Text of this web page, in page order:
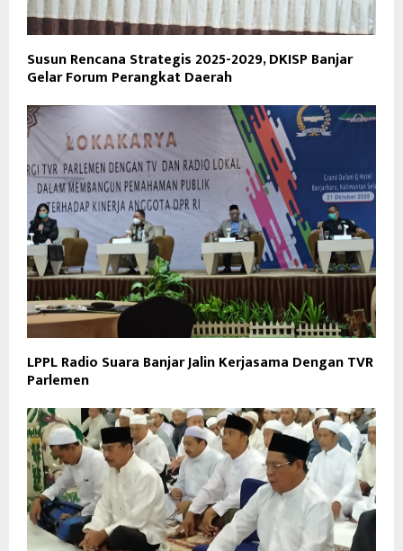
Susun Rencana Strategis 2025-2029, DKISP Banjar
Gelar Forum Perangkat Daerah
LPPL Radio Suara Banjar Jalin Kerjasama Dengan TVR
Parlemen